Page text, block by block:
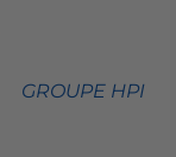
GROUPE HPI